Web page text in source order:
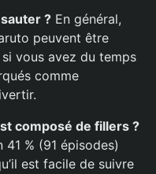
? En général,
peuvent être
vous avez du temps
comme
composé de fillers ?
% (91 épisodes)
est facile de suivre